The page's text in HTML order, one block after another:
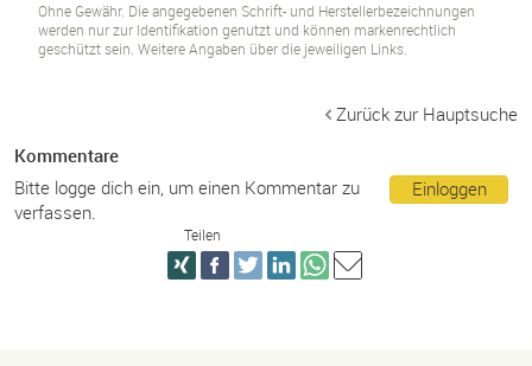
Ohne Gewähr. Die angegebenen Schrift- und Herstellerbezeichnungen
werden nur zur Identifikation genutzt und können markenrechtlich
geschützt sein. Weitere Angaben über die jeweiligen Links.
Zurück zur Hauptsuche
Kommentare
Einloggen
Bitte logge dich ein, um einen Kommentar zu
verfassen.
Teilen